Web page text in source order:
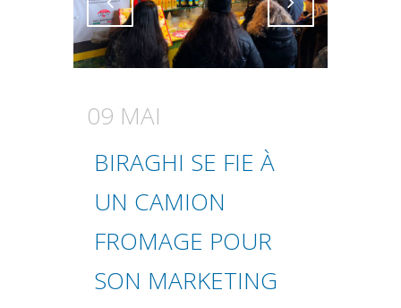
Attiva comando Attiva comando
09 MAI
BIRAGHI SE FIE À
UN CAMION
FROMAGE POUR
SON MARKETING